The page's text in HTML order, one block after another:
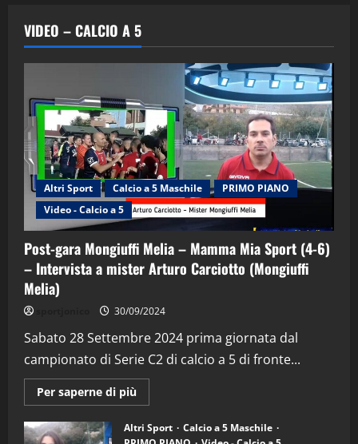
VIDEO – CALCIO A 5
Altri Sport Calcio a 5 Maschile
PRIMO PIANO
Video - Calcio a 5
Post-gara Mongiuffi Melia – Mamma Mia Sport (4-6)
– Intervista a mister Arturo Carciotto (Mongiuffi
Melia)
30/09/2024
Sabato 28 Settembre 2024 prima giornata dal
campionato di Serie C2 di calcio a 5 di fronte...
Per saperne di più
informazioni
Post-
gara
Altri Sport
Calcio a 5 Maschile
2
“SportEmpire” in Podcast: 29^ Puntata
(Martedi 28 Aprile 2026)
28/04/2026
"SportEmpire" in Podcast
“SportEmpire” in Podcast: 28^ Puntata